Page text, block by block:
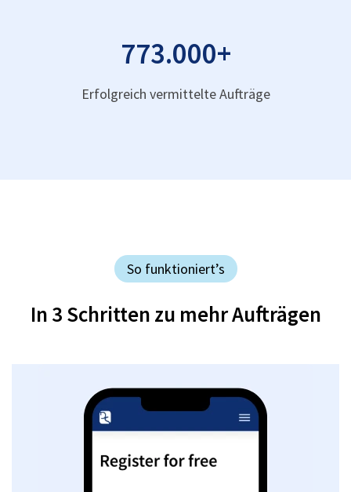
773.000+
Erfolgreich vermittelte Aufträge
So funktioniert’s
In 3 Schritten zu mehr Aufträgen